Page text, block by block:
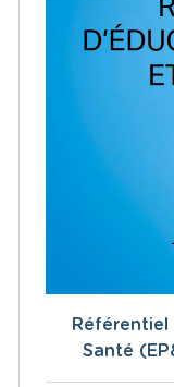
Référentiel
Santé